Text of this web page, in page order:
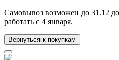
Самовывоз возможен до 31.12
работать с 4 января.
Вернуться к покупкам